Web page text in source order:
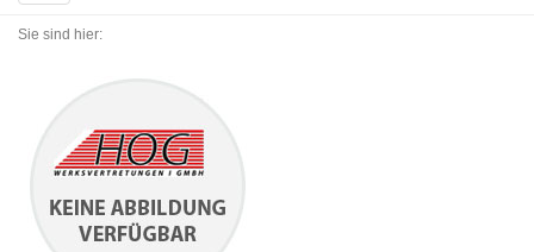
navigation
Sie sind hier: